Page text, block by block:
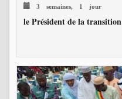
3 semaines, 1 jour
le Président de la